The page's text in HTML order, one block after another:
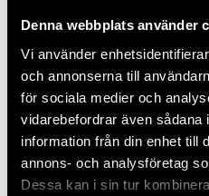
Denna webbplats använder
Vi använder
och annonserna till
för sociala medier och
vidarebefordrar även sådana
information från din enhet till
annons- och analysföretag
Dessa kan i sin tur